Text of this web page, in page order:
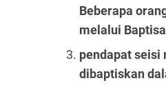
Beberapa
melalui
pendapat seisi
dibaptiskan